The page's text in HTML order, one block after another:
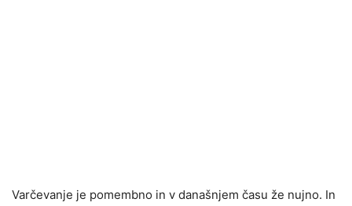
Varčevanje je pomembno in v današnjem času že nujno. In